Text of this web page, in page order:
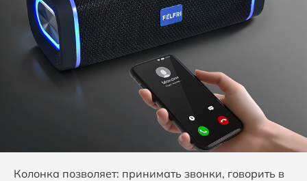
Колонка позволяет: принимать звонки, говорить в